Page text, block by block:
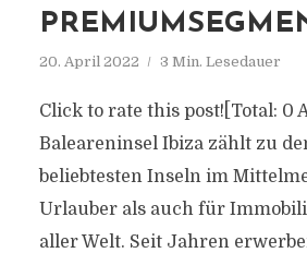
20. April 2022 3 Min. Lesedauer
Click to rate this post![Total: 0
Baleareninsel Ibiza zählt zu
beliebtesten Inseln im
Urlauber als auch für
aller Welt. Seit Jahren